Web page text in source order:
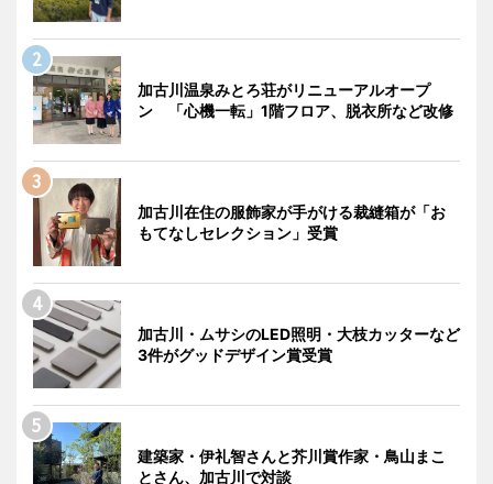
加古川温泉みとろ荘がリニューアルオープ
ン 「心機一転」1階フロア、脱衣所など改修
加古川在住の服飾家が手がける裁縫箱が「お
もてなしセレクション」受賞
加古川・ムサシのLED照明・大枝カッターなど
3件がグッドデザイン賞受賞
建築家・伊礼智さんと芥川賞作家・鳥山まこ
とさん、加古川で対談